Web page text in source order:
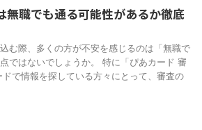
無職でも通る可能性があるか徹底
む際、多くの方が不安を感じるのは「無職で
ではないでしょうか。 特に「ぴあカード 審
で情報を探している方々にとって、審査の